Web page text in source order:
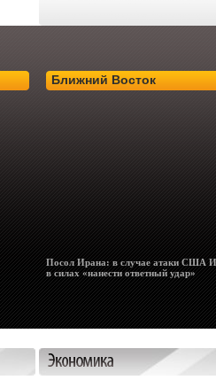
Ближний Восток
Посол Ирана: в случае атаки США
в силах «нанести ответный удар»